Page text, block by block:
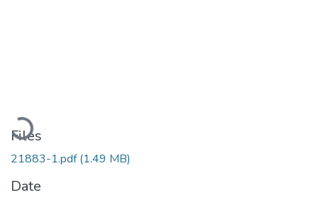
Loading...
Files
21883-1.pdf(1.49 MB)
Date